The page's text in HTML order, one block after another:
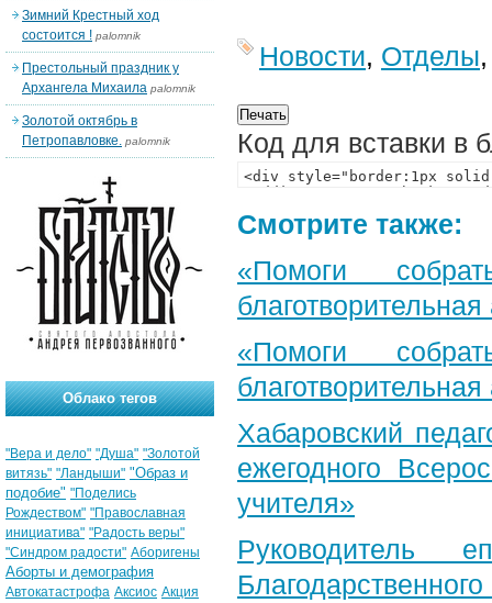
Новости, Отделы
Код для вставки в
Смотрите также:
«Помоги
«Помоги
Хабаровский
ежегодного
учителя»
Руководитель
Зимний Крестный ход
состоится ! palomnik
Престольный праздник у
Архангела Михаила palomnik
Золотой октябрь в
Петропавловке. palomnik
Облако тегов
"Вера и дело" "Душа" "Золотой
витязь" "Ландыши" "Образ и
подобие" "Поделись
Рождеством" "Православная
инициатива" "Радость веры"
"Синдром радости" Аборигены
Аборты и демография
Автокатастрофа Аксиос Акция